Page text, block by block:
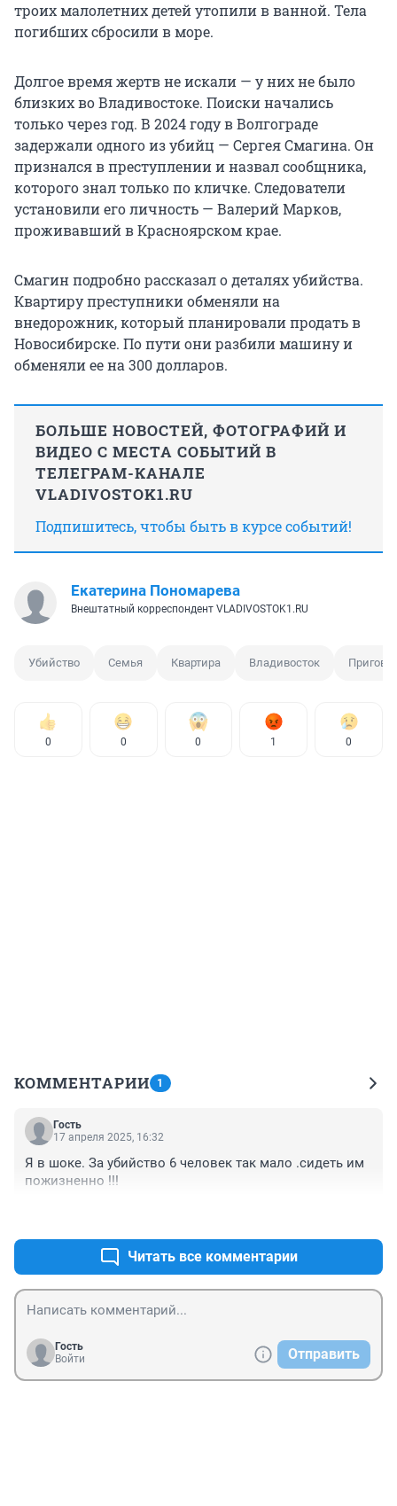
троих малолетних детей утопили в ванной. Тела
погибших сбросили в море.
Долгое время жертв не искали — у них не было
близких во Владивостоке. Поиски начались
только через год. В 2024 году в Волгограде
задержали одного из убийц — Сергея Смагина. Он
признался в преступлении и назвал сообщника,
которого знал только по кличке. Следователи
установили его личность — Валерий Марков,
проживавший в Красноярском крае.
Смагин подробно рассказал о деталях убийства.
Квартиру преступники обменяли на
внедорожник, который планировали продать в
Новосибирске. По пути они разбили машину и
обменяли ее на 300 долларов.
БОЛЬШЕ НОВОСТЕЙ, ФОТОГРАФИЙ И
ВИДЕО С МЕСТА СОБЫТИЙ В
ТЕЛЕГРАМ-КАНАЛЕ
VLADIVOSTOK1.RU
Подпишитесь, чтобы быть в курсе событий!
Екатерина Пономарева
Внештатный корреспондент VLADIVOSTOK1.RU
Убийство Семья Квартира Владивосток
0 0 0 1 0
КОММЕНТАРИИ 1
Гость
17 апреля 2025, 16:32
Я в шоке. За убийство 6 человек так мало .сидеть им
пожизненно !!!
Читать все комментарии
Гость
Войти
Отправить